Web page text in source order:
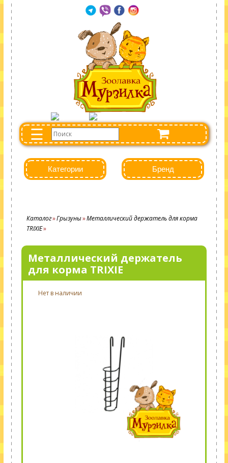
☰
Категории Бренд
Каталог Грызуны Металлический держатель для корма
TRIXIE
Металлический держатель
для корма TRIXIE
Нет в наличии